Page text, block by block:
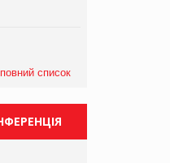
повний список